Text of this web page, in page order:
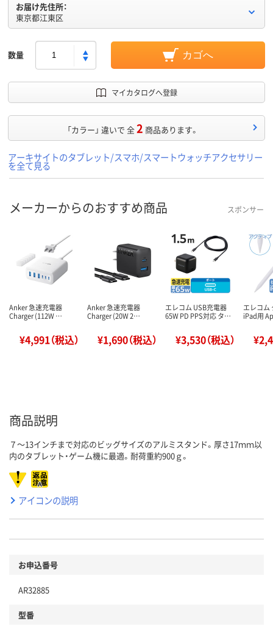
お届け先住所：
東京都江東区
数量 カゴへ
マイカタログへ登録
「カラー」 違いで 全2 商品あります。
アーキサイトのタブレット/スマホ/スマートウォッチアクセサリー
を全て見る
メーカーからのおすすめ商品 スポンサー
Anker 急速充電器
Charger (112W …
¥4,991（税込）
Anker 急速充電器
Charger (20W 2…
¥1,690（税込）
エレコム USB充電器
65W PD PPS対応 タ…
¥3,530（税込）
エレコム
iPad用
商品説明
７～13インチまで対応のビッグサイズのアルミスタンド。厚さ17ｍｍ以
内のタブレット・ゲーム機に最適。耐荷重約900ｇ。
アイコンの説明
お申込番号
AR32885
型番